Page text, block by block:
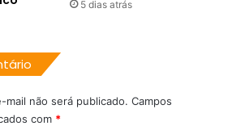
5 dias atrás
não será publicado. Campos
com *